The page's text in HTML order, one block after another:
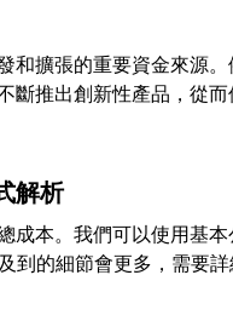
和擴張的重要資金來源
斷推出創新性產品，從
解析
成本。我們可以使用基
到的細節會更多，需要